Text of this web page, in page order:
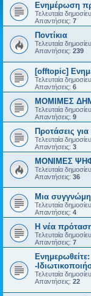
Ενημέρωση
Τελευταία
Απαντήσεις: 7
Ποντίκια
Τελευταία
Απαντήσεις: 239
[offtopic]
Τελευταία
Απαντήσεις: 6
ΜΟΜΙΜΕΣ
Τελευταία
Απαντήσεις: 9
Προτάσεις για
Τελευταία
Απαντήσεις: 3
ΜΟΝΙΜΕΣ
Τελευταία
Απαντήσεις: 36
Μια συγγνώμη
Τελευταία
Απαντήσεις: 4
Η νέα
Τελευταία
Απαντήσεις: 7
-
Τελευταία
Απαντήσεις: 22